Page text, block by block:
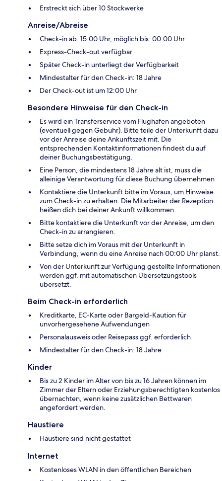
Erstreckt sich über 10 Stockwerke
Anreise/Abreise
Check-in ab: 15:00 Uhr, möglich bis: 00:00 Uhr
Express-Check-out verfügbar
Später Check-in unterliegt der Verfügbarkeit
Mindestalter für den Check-in: 18 Jahre
Der Check-out ist um 12:00 Uhr
Besondere Hinweise für den Check-in
Es wird ein Transferservice vom Flughafen angeboten
(eventuell gegen Gebühr). Bitte teile der Unterkunft dazu
vor der Anreise deine Ankunftszeit mit. Die
entsprechenden Kontaktinformationen findest du auf
deiner Buchungsbestätigung.
Eine Person, die mindestens 18 Jahre alt ist, muss die
alleinige Verantwortung für diese Buchung übernehmen
Kontaktiere die Unterkunft bitte im Voraus, um Hinweise
zum Check-in zu erhalten. Die Mitarbeiter der Rezeption
heißen dich bei deiner Ankunft willkommen.
Bitte kontaktiere die Unterkunft vor der Anreise, um den
Check-in zu arrangieren.
Bitte setze dich im Voraus mit der Unterkunft in
Verbindung, wenn du eine Anreise nach 00:00 Uhr planst.
Von der Unterkunft zur Verfügung gestellte Informationen
werden ggf. mit automatischen Übersetzungstools
übersetzt.
Beim Check-in erforderlich
Kreditkarte, EC-Karte oder Bargeld-Kaution für
unvorhergesehene Aufwendungen
Personalausweis oder Reisepass ggf. erforderlich
Mindestalter für den Check-in: 18 Jahre
Kinder
Bis zu 2 Kinder im Alter von bis zu 16 Jahren können im
Zimmer der Eltern oder Erziehungsberechtigten kostenlos
übernachten, wenn keine zusätzlichen Bettwaren
angefordert werden.
Haustiere
Haustiere sind nicht gestattet
Internet
Kostenloses WLAN in den öffentlichen Bereichen